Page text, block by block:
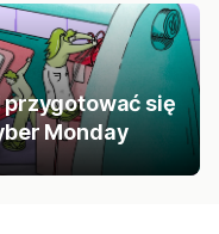
się
Monday